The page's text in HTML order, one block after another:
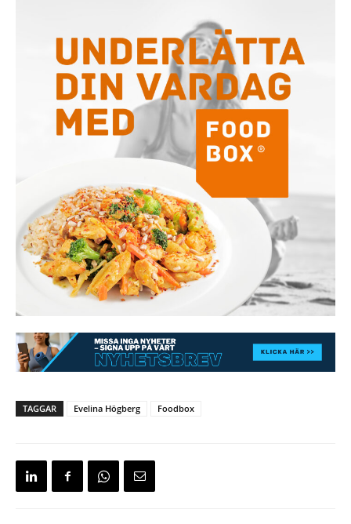
TAGGAR Evelina Högberg Foodbox